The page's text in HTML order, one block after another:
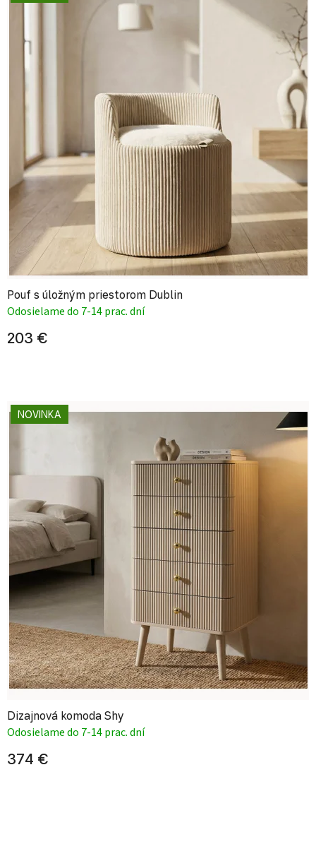
Pouf s úložným priestorom Dublin
Odosielame do 7-14 prac. dní
203 €
NOVINKA
Dizajnová komoda Shy
Odosielame do 7-14 prac. dní
374 €